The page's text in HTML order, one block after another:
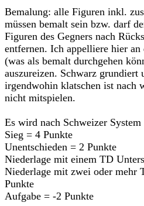
Bemalung: alle Figuren inkl.
müssen bemalt sein bzw. darf
Figuren des Gegners nach
entfernen. Ich appelliere hier an
(was als bemalt durchgehen
auszureizen. Schwarz grundiert
irgendwohin klatschen ist nach
nicht mitspielen.
Es wird nach Schweizer System
Sieg = 4 Punkte
Unentschieden = 2 Punkte
Niederlage mit einem TD
Niederlage mit zwei oder mehr
Punkte
Aufgabe = -2 Punkte